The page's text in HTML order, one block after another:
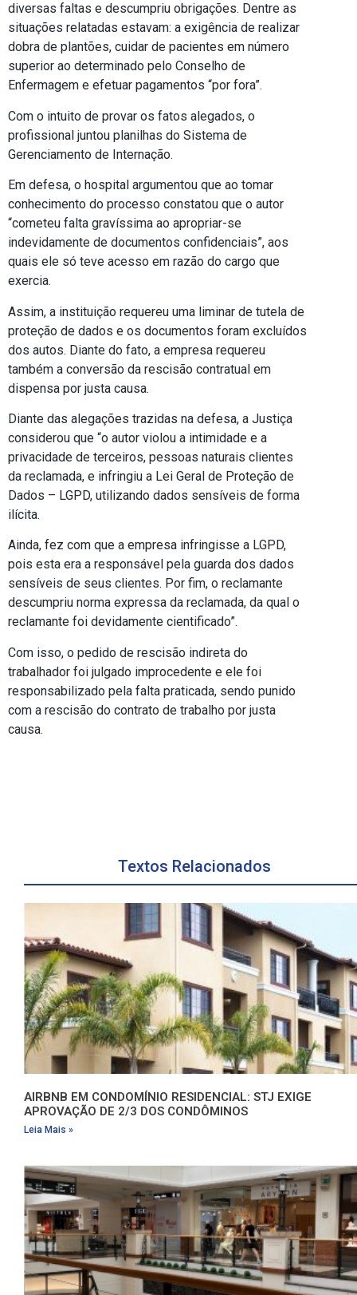
diversas faltas e descumpriu obrigações. Dentre as
situações relatadas estavam: a exigência de realizar
dobra de plantões, cuidar de pacientes em número
superior ao determinado pelo Conselho de
Enfermagem e efetuar pagamentos “por fora”.
Com o intuito de provar os fatos alegados, o
profissional juntou planilhas do Sistema de
Gerenciamento de Internação.
Em defesa, o hospital argumentou que ao tomar
conhecimento do processo constatou que o autor
“cometeu falta gravíssima ao apropriar-se
indevidamente de documentos confidenciais”, aos
quais ele só teve acesso em razão do cargo que
exercia.
Assim, a instituição requereu uma liminar de tutela de
proteção de dados e os documentos foram excluídos
dos autos. Diante do fato, a empresa requereu
também a conversão da rescisão contratual em
dispensa por justa causa.
Diante das alegações trazidas na defesa, a Justiça
considerou que “o autor violou a intimidade e a
privacidade de terceiros, pessoas naturais clientes
da reclamada, e infringiu a Lei Geral de Proteção de
Dados – LGPD, utilizando dados sensíveis de forma
ilícita.
Ainda, fez com que a empresa infringisse a LGPD,
pois esta era a responsável pela guarda dos dados
sensíveis de seus clientes. Por fim, o reclamante
descumpriu norma expressa da reclamada, da qual o
reclamante foi devidamente cientificado”.
Com isso, o pedido de rescisão indireta do
trabalhador foi julgado improcedente e ele foi
responsabilizado pela falta praticada, sendo punido
com a rescisão do contrato de trabalho por justa
causa.
Textos Relacionados
AIRBNB EM CONDOMÍNIO RESIDENCIAL: STJ EXIGE
APROVAÇÃO DE 2/3 DOS CONDÔMINOS
Leia Mais »